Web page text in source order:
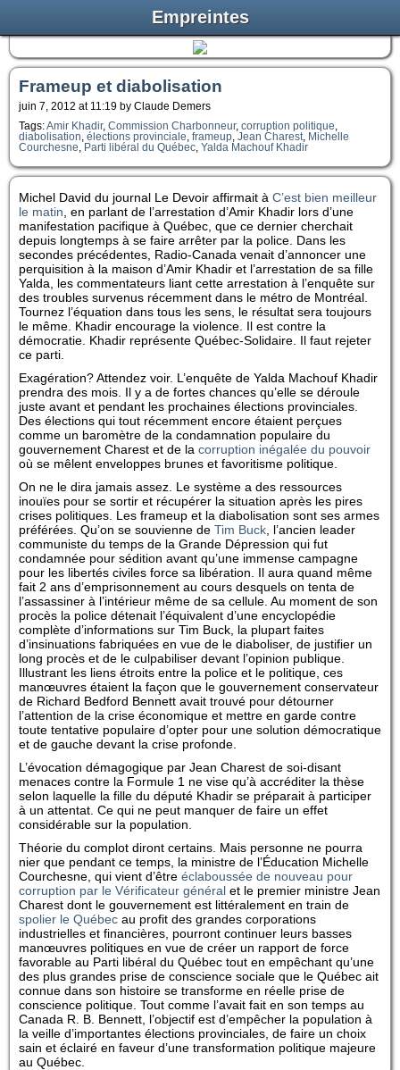
Empreintes
Frameup et diabolisation
juin 7, 2012 at 11:19 by Claude Demers
Tags:Amir Khadir, Commission Charbonneur, corruption politique
diabolisation élections provinciale frameup Jean Charest
Michelle
Courchesne
Parti libéral du Québec Yalda Machouf Khadir
Michel David du journal Le Devoir affirmait à C’est bien meilleur
le matin , en parlant de l’arrestation d’Amir Khadir lors d’une
manifestation pacifique à Québec, que ce dernier cherchait
depuis longtemps à se faire arrêter par la police. Dans les
secondes précédentes, Radio-Canada venait d’annoncer une
perquisition à la maison d’Amir Khadir et l’arrestation de sa fille
Yalda, les commentateurs liant cette arrestation à l’enquête sur
des troubles survenus récemment dans le métro de Montréal.
Tournez l’équation dans tous les sens, le résultat sera toujours
le même. Khadir encourage la violence. Il est contre la
démocratie. Khadir représente Québec-Solidaire. Il faut rejeter
ce parti.
Exagération? Attendez voir. L’enquête de Yalda Machouf Khadir
prendra des mois. Il y a de fortes chances qu’elle se déroule
juste avant et pendant les prochaines élections provinciales.
Des élections qui tout récemment encore étaient perçues
comme un baromètre de la condamnation populaire du
gouvernement Charest et de la corruption inégalée du pouvoir
où se mêlent enveloppes brunes et favoritisme politique.
On ne le dira jamais assez. Le système a des ressources
inouïes pour se sortir et récupérer la situation après les pires
crises politiques. Les frameup et la diabolisation sont ses armes
préférées. Qu’on se souvienne de Tim Buck , l’ancien leader
communiste du temps de la Grande Dépression qui fut
condamnée pour sédition avant qu’une immense campagne
pour les libertés civiles force sa libération. Il aura quand même
fait 2 ans d’emprisonnement au cours desquels on tenta de
l’assassiner à l’intérieur même de sa cellule. Au moment de son
procès la police détenait l’équivalent d’une encyclopédie
complète d’informations sur Tim Buck, la plupart faites
d’insinuations fabriquées en vue de le diaboliser, de justifier un
long procès et de le culpabiliser devant l’opinion publique.
Illustrant les liens étroits entre la police et le politique, ces
manœuvres étaient la façon que le gouvernement conservateur
de Richard Bedford Bennett avait trouvé pour détourner
l’attention de la crise économique et mettre en garde contre
toute tentative populaire d’opter pour une solution démocratique
et de gauche devant la crise profonde.
L’évocation démagogique par Jean Charest de soi-disant
menaces contre la Formule 1 ne vise qu’à accréditer la thèse
selon laquelle la fille du député Khadir se préparait à participer
à un attentat. Ce qui ne peut manquer de faire un effet
considérable sur la population.
Théorie du complot diront certains. Mais personne ne pourra
nier que pendant ce temps, la ministre de l’Éducation Michelle
Courchesne, qui vient d’être éclaboussée de nouveau pour
corruption par le Vérificateur général et le premier ministre Jean
Charest dont le gouvernement est littéralement en train de
spolier le Québec au profit des grandes corporations
industrielles et financières, pourront continuer leurs basses
manœuvres politiques en vue de créer un rapport de force
favorable au Parti libéral du Québec tout en empêchant qu’une
des plus grandes prise de conscience sociale que le Québec ait
connue dans son histoire se transforme en réelle prise de
conscience politique. Tout comme l’avait fait en son temps au
Canada R. B. Bennett, l’objectif est d’empêcher la population à
la veille d’importantes élections provinciales, de faire un choix
sain et éclairé en faveur d’une transformation politique majeure
au Québec.